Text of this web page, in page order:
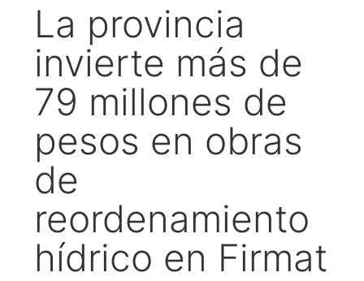
La provincia
invierte más de
79 millones de
pesos en obras
de
reordenamiento
hídrico en Firmat